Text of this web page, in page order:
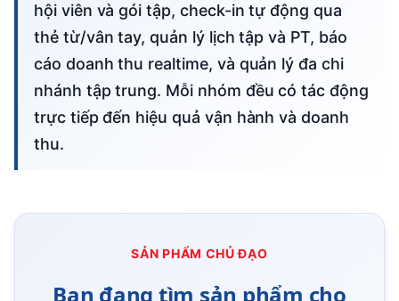
hội viên và gói tập, check-in tự động qua
thẻ từ/vân tay, quản lý lịch tập và PT, báo
cáo doanh thu realtime, và quản lý đa chi
nhánh tập trung. Mỗi nhóm đều có tác động
trực tiếp đến hiệu quả vận hành và doanh
thu.
SẢN PHẨM CHỦ ĐẠO
Bạn đang tìm sản phẩm cho